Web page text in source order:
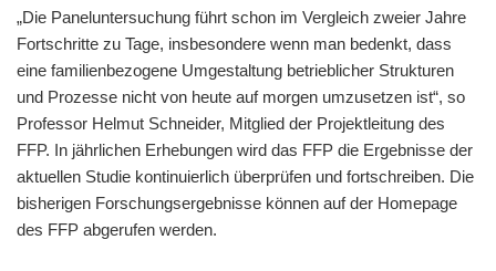
„Die Paneluntersuchung führt schon im Vergleich zweier Jahre
Fortschritte zu Tage, insbesondere wenn man bedenkt, dass
eine familienbezogene Umgestaltung betrieblicher Strukturen
und Prozesse nicht von heute auf morgen umzusetzen ist“, so
Professor Helmut Schneider, Mitglied der Projektleitung des
FFP. In jährlichen Erhebungen wird das FFP die Ergebnisse der
aktuellen Studie kontinuierlich überprüfen und fortschreiben. Die
bisherigen Forschungsergebnisse können auf der Homepage
des FFP abgerufen werden.